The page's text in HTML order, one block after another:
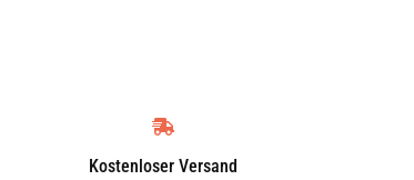
Kostenloser Versand